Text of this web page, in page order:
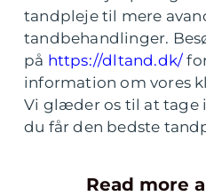
tandpleje til mere
tandbehandlinger.
på https://dltand.dk/
information om vores
Vi glæder os til at tage
du får den bedste
Read more